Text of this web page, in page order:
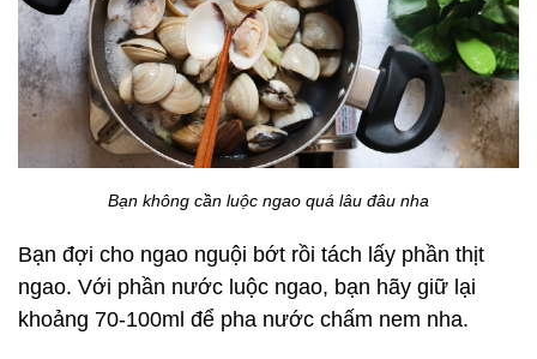
Bạn không cần luộc ngao quá lâu đâu nha
Bạn đợi cho ngao nguội bớt rồi tách lấy phần thịt
ngao. Với phần nước luộc ngao, bạn hãy giữ lại
khoảng 70-100ml để pha nước chấm nem nha.